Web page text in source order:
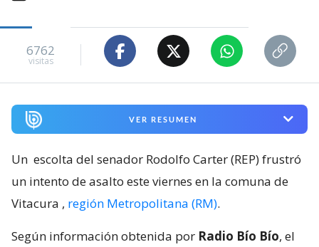
6762
visitas
VER RESUMEN
Un escolta del senador Rodolfo Carter (REP) frustró
un intento de asalto este viernes en la comuna de
Vitacura , región Metropolitana (RM).
Según información obtenida por Radio Bío Bío, el